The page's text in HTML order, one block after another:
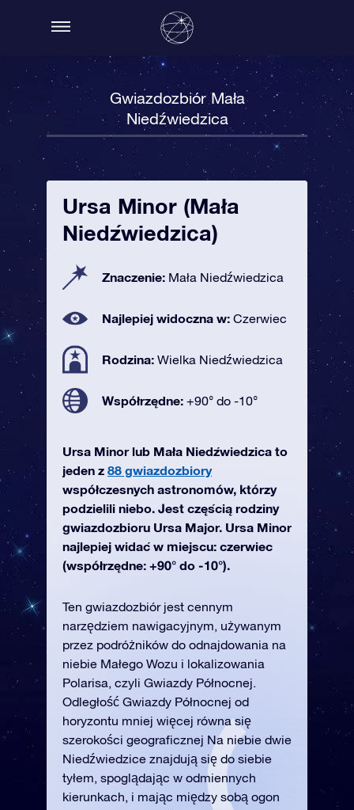
Gwiazdozbiór Mała
Niedźwiedzica
Ursa Minor (Mała
Niedźwiedzica)
Znaczenie: Mała Niedźwiedzica
Najlepiej widoczna w: Czerwiec
Rodzina: Wielka Niedźwiedzica
Współrzędne: +90° do -10°
Ursa Minor lub Mała Niedźwiedzica to
jeden z 88 gwiazdozbiory
współczesnych astronomów, którzy
podzielili niebo. Jest częścią rodziny
gwiazdozbioru Ursa Major. Ursa Minor
najlepiej widać w miejscu: czerwiec
(współrzędne: +90° do -10°).
Ten gwiazdozbiór jest cennym
narzędziem nawigacyjnym, używanym
przez podróżników do odnajdowania na
niebie Małego Wozu i lokalizowania
Polarisa, czyli Gwiazdy Północnej.
Odległość Gwiazdy Północnej od
horyzontu mniej więcej równa się
szerokości geograficznej Na niebie dwie
Niedźwiedzice znajdują się do siebie
tyłem, spoglądając w odmiennych
kierunkach, i mając między sobą ogon